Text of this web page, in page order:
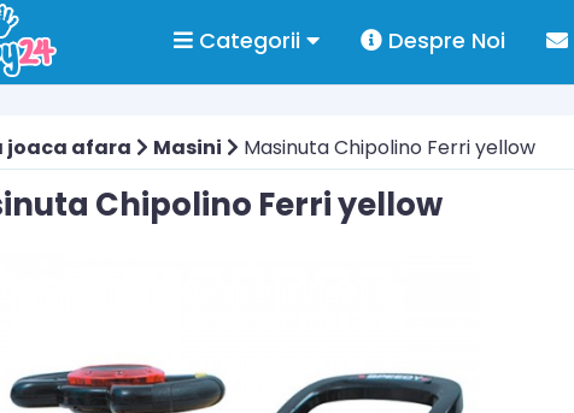
Categorii Despre Noi
joaca afara Masini Masinuta Chipolino Ferri yellow
Chipolino Ferri yellow